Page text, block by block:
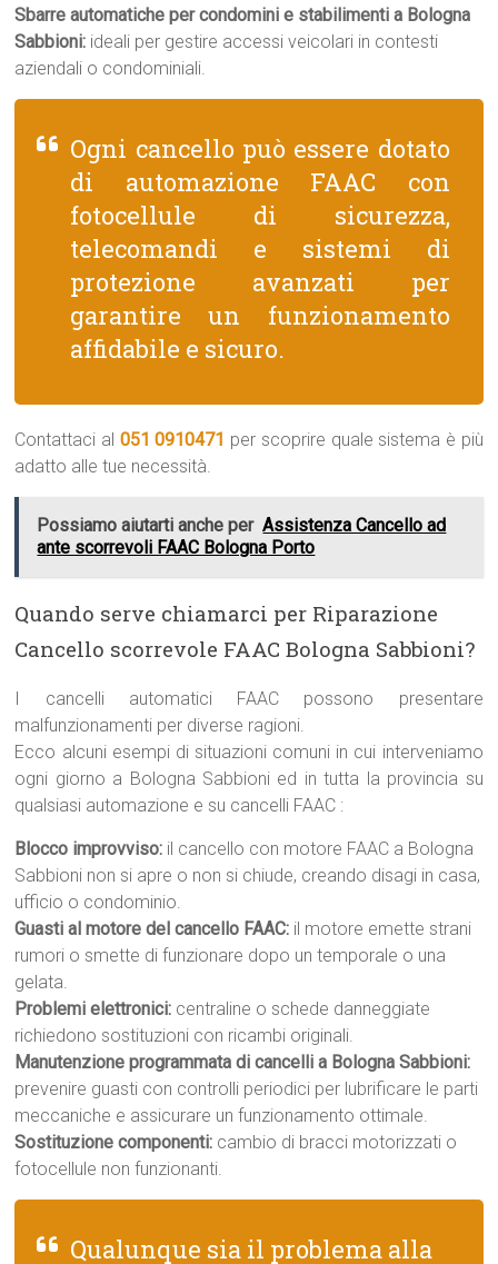
Sbarre automatiche per condomini e stabilimenti a Bologna
Sabbioni: ideali per gestire accessi veicolari in contesti
aziendali o condominiali.
Ogni cancello può essere dotato
di automazione FAAC con
fotocellule di sicurezza,
telecomandi e sistemi di
protezione avanzati per
garantire un funzionamento
affidabile e sicuro.
Contattaci al 051 0910471 per scoprire quale sistema è più
adatto alle tue necessità.
Possiamo aiutarti anche per Assistenza Cancello ad
ante scorrevoli FAAC Bologna Porto
Quando serve chiamarci per Riparazione
Cancello scorrevole FAAC Bologna Sabbioni?
I cancelli automatici FAAC possono presentare
malfunzionamenti per diverse ragioni.
Ecco alcuni esempi di situazioni comuni in cui interveniamo
ogni giorno a Bologna Sabbioni ed in tutta la provincia su
qualsiasi automazione e su cancelli FAAC :
Blocco improvviso: il cancello con motore FAAC a Bologna
Sabbioni non si apre o non si chiude, creando disagi in casa,
ufficio o condominio.
Guasti al motore del cancello FAAC: il motore emette strani
rumori o smette di funzionare dopo un temporale o una
gelata.
Problemi elettronici: centraline o schede danneggiate
richiedono sostituzioni con ricambi originali.
Manutenzione programmata di cancelli a Bologna Sabbioni:
prevenire guasti con controlli periodici per lubrificare le parti
meccaniche e assicurare un funzionamento ottimale.
Sostituzione componenti: cambio di bracci motorizzati o
fotocellule non funzionanti.
Qualunque sia il problema alla